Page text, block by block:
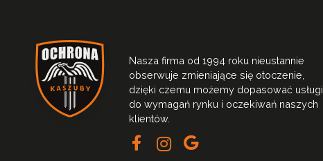
Nasza firma od 1994 roku nieustannie
obserwuje zmieniające się otoczenie,
dzięki czemu możemy dopasować usługi
do wymagań rynku i oczekiwań naszych
klientów.